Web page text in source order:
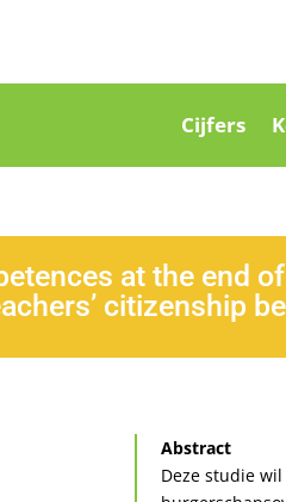
Cijfers
at the end
citizenship
Abstract
Deze studie